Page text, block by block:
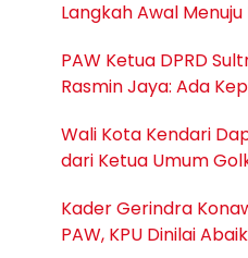
Langkah Awal
PAW Ketua DPRD
Rasmin Jaya: Ada
Wali Kota Kendari
dari Ketua Umum
Kader Gerindra
PAW, KPU Dinilai